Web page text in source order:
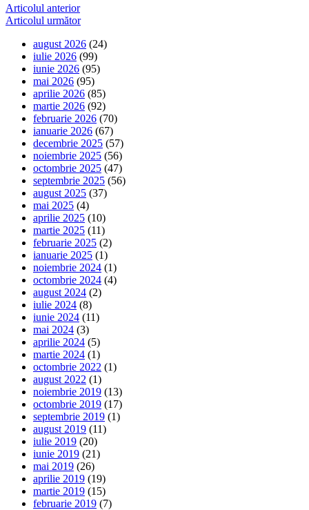
Navigare
în
articole
Articolul anterior
Articolul următor
august 2026 (24)
iulie 2026 (99)
iunie 2026 (95)
mai 2026 (95)
aprilie 2026 (85)
martie 2026 (92)
februarie 2026 (70)
ianuarie 2026 (67)
decembrie 2025 (57)
noiembrie 2025 (56)
octombrie 2025 (47)
septembrie 2025 (56)
august 2025 (37)
mai 2025 (4)
aprilie 2025 (10)
martie 2025 (11)
februarie 2025 (2)
ianuarie 2025 (1)
noiembrie 2024 (1)
octombrie 2024 (4)
august 2024 (2)
iulie 2024 (8)
iunie 2024 (11)
mai 2024 (3)
aprilie 2024 (5)
martie 2024 (1)
octombrie 2022 (1)
august 2022 (1)
noiembrie 2019 (13)
octombrie 2019 (17)
septembrie 2019 (1)
august 2019 (11)
iulie 2019 (20)
iunie 2019 (21)
mai 2019 (26)
aprilie 2019 (19)
martie 2019 (15)
februarie 2019 (7)